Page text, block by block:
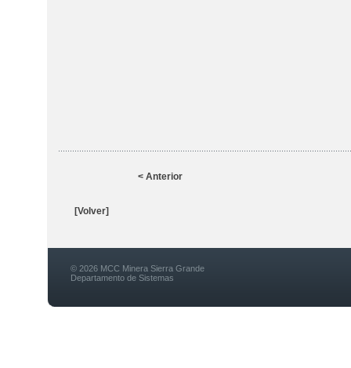
< Anterior
[Volver]
© 2026 MCC Minera Sierra Grande
Departamento de Sistemas